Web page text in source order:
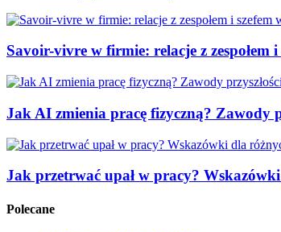
Savoir-vivre w firmie: relacje z zespołem
Jak AI zmienia pracę fizyczną? Zawody
Jak przetrwać upał w pracy?
Polecane